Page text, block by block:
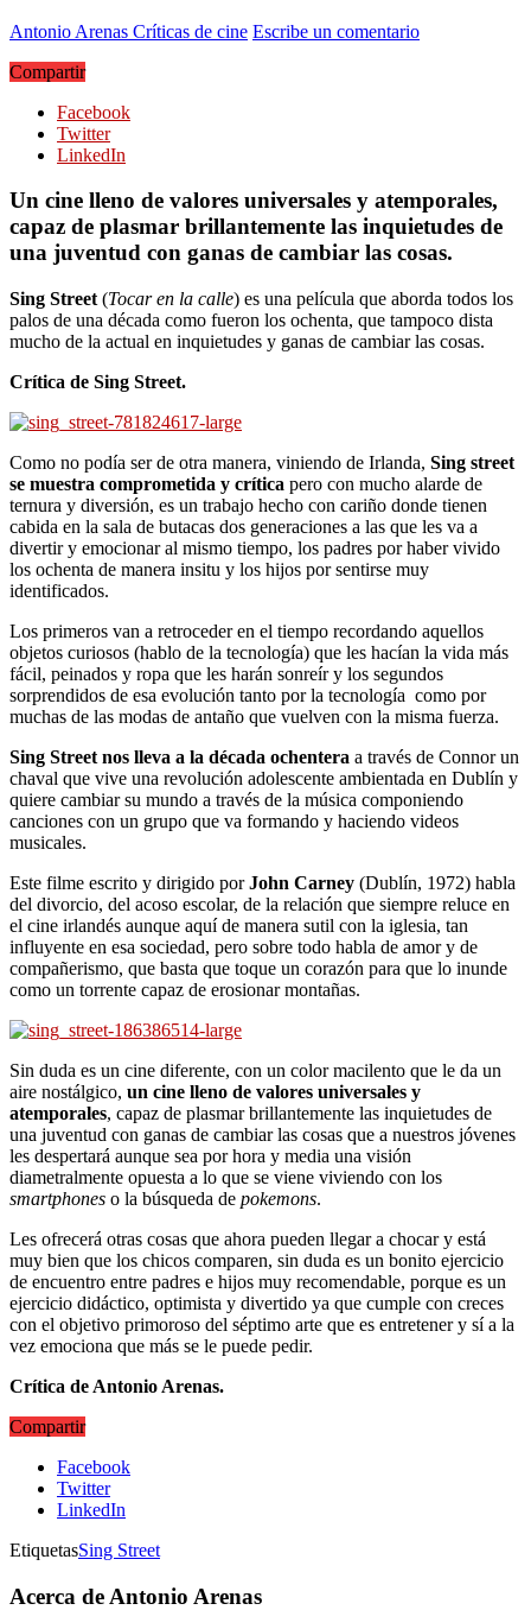
Antonio Arenas Críticas de cine Escribe un comentario
Compartir
Facebook
Twitter
LinkedIn
Un cine lleno de valores universales y atemporales,
capaz de plasmar brillantemente las inquietudes de
una juventud con ganas de cambiar las cosas.
Sing Street (Tocar en la calle) es una película que aborda todos los
palos de una década como fueron los ochenta, que tampoco dista
mucho de la actual en inquietudes y ganas de cambiar las cosas.
Crítica de Sing Street.
Como no podía ser de otra manera, viniendo de Irlanda, Sing street
se muestra comprometida y crítica pero con mucho alarde de
ternura y diversión, es un trabajo hecho con cariño donde tienen
cabida en la sala de butacas dos generaciones a las que les va a
divertir y emocionar al mismo tiempo, los padres por haber vivido
los ochenta de manera insitu y los hijos por sentirse muy
identificados.
Los primeros van a retroceder en el tiempo recordando aquellos
objetos curiosos (hablo de la tecnología) que les hacían la vida más
fácil, peinados y ropa que les harán sonreír y los segundos
sorprendidos de esa evolución tanto por la tecnología como por
muchas de las modas de antaño que vuelven con la misma fuerza.
Sing Street nos lleva a la década ochentera a través de Connor un
chaval que vive una revolución adolescente ambientada en Dublín y
quiere cambiar su mundo a través de la música componiendo
canciones con un grupo que va formando y haciendo videos
musicales.
Este filme escrito y dirigido porJohn Carney (Dublín, 1972) habla
del divorcio, del acoso escolar, de la relación que siempre reluce en
el cine irlandés aunque aquí de manera sutil con la iglesia, tan
influyente en esa sociedad, pero sobre todo habla de amor y de
compañerismo, que basta que toque un corazón para que lo inunde
como un torrente capaz de erosionar montañas.
Sin duda es un cine diferente, con un color macilento que le da un
aire nostálgico, un cine lleno de valores universales y
atemporales, capaz de plasmar brillantemente las inquietudes de
una juventud con ganas de cambiar las cosas que a nuestros jóvenes
les despertará aunque sea por hora y media una visión
diametralmente opuesta a lo que se viene viviendo con los
smartphones o la búsqueda de pokemons.
Les ofrecerá otras cosas que ahora pueden llegar a chocar y está
muy bien que los chicos comparen, sin duda es un bonito ejercicio
de encuentro entre padres e hijos muy recomendable, porque es un
ejercicio didáctico, optimista y divertido ya que cumple con creces
con el objetivo primoroso del séptimo arte que es entretener y sí a la
vez emociona que más se le puede pedir.
Crítica de Antonio Arenas.
Compartir
Facebook
Twitter
LinkedIn
EtiquetasSing Street
Acerca de Antonio Arenas